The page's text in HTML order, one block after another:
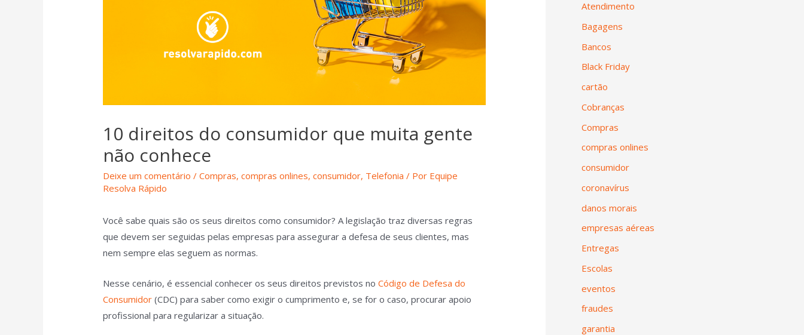
10 direitos do consumidor que muita gente
não conhece
Deixe um comentário /Compras,compras onlines,consumidor, Telefonia / Por Equipe
Resolva Rápido
Você sabe quais são os seus direitos como consumidor? A legislação traz diversas regras
que devem ser seguidas pelas empresas para assegurar a defesa de seus clientes, mas
nem sempre elas seguem as normas.
Nesse cenário, é essencial conhecer os seus direitos previstos noCódigo de Defesa do
Consumidor (CDC) para saber como exigir o cumprimento e, se for o caso, procurar apoio
profissional para regularizar a situação.
Atendimento
Bagagens
Bancos
Black Friday
cartão
Cobranças
Compras
compras onlines
consumidor
coronavírus
danos morais
empresas aéreas
Entregas
Escolas
eventos
fraudes
garantia